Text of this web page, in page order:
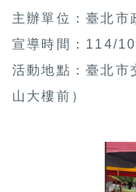
主辦單位：臺北市
宣導時間：114/
活動地點：臺北市
山大樓前）